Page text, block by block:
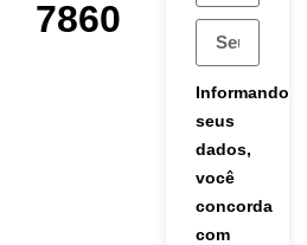
7860
Informando
seus
dados,
você
concorda
com